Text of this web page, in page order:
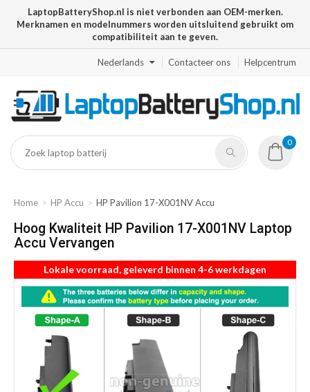
LaptopBatteryShop.nl is niet verbonden aan OEM-merken.
Merknamen en modelnummers worden uitsluitend gebruikt om
compatibiliteit aan te geven.
Nederlands Contacteer ons Helpcentrum
0
Home HP Accu HP Pavilion 17-X001NV Accu
Hoog Kwaliteit HP Pavilion 17-X001NV Laptop
Accu Vervangen
Lokale voorraad, geleverd binnen 4-6 werkdagen